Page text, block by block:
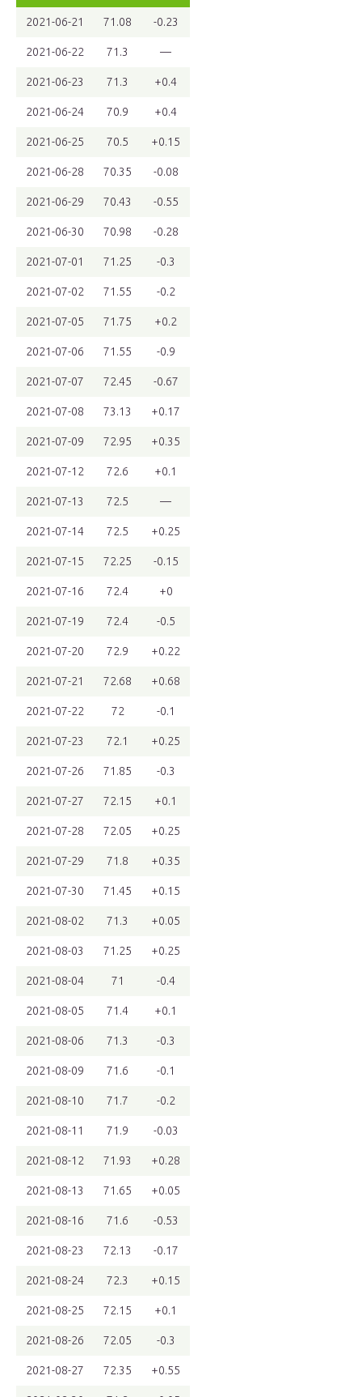
2021-06-21 71.08 -0.23
2021-06-22 71.3 —
2021-06-23 71.3 +0.4
2021-06-24 70.9 +0.4
2021-06-25 70.5 +0.15
2021-06-28 70.35 -0.08
2021-06-29 70.43 -0.55
2021-06-30 70.98 -0.28
2021-07-01 71.25 -0.3
2021-07-02 71.55 -0.2
2021-07-05 71.75 +0.2
2021-07-06 71.55 -0.9
2021-07-07 72.45 -0.67
2021-07-08 73.13 +0.17
2021-07-09 72.95 +0.35
2021-07-12 72.6 +0.1
2021-07-13 72.5 —
2021-07-14 72.5 +0.25
2021-07-15 72.25 -0.15
2021-07-16 72.4 +0
2021-07-19 72.4 -0.5
2021-07-20 72.9 +0.22
2021-07-21 72.68 +0.68
2021-07-22 72 -0.1
2021-07-23 72.1 +0.25
2021-07-26 71.85 -0.3
2021-07-27 72.15 +0.1
2021-07-28 72.05 +0.25
2021-07-29 71.8 +0.35
2021-07-30 71.45 +0.15
2021-08-02 71.3 +0.05
2021-08-03 71.25 +0.25
2021-08-04 71 -0.4
2021-08-05 71.4 +0.1
2021-08-06 71.3 -0.3
2021-08-09 71.6 -0.1
2021-08-10 71.7 -0.2
2021-08-11 71.9 -0.03
2021-08-12 71.93 +0.28
2021-08-13 71.65 +0.05
2021-08-16 71.6 -0.53
2021-08-23 72.13 -0.17
2021-08-24 72.3 +0.15
2021-08-25 72.15 +0.1
2021-08-26 72.05 -0.3
2021-08-27 72.35 +0.55